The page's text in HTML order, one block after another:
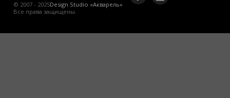
© 2007 - 2025Design Studio «Акварель»
Все права защищены.